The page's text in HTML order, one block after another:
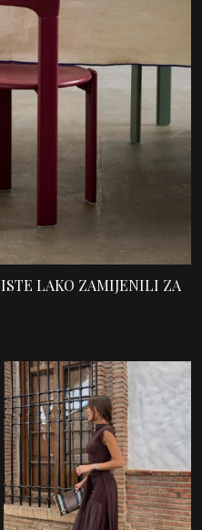
LAKO ZAMIJENILI ZA